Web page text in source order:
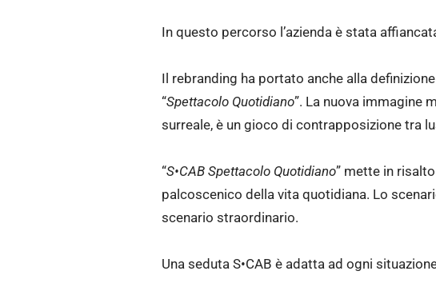
In questo percorso l’azienda è stata
Il rebranding ha portato anche alla
“Spettacolo Quotidiano”. La nuova immagine
surreale, è un gioco di contrapposizione tra
“S•CAB Spettacolo Quotidiano” mette in
palcoscenico della vita quotidiana. Lo
scenario straordinario.
Una seduta S•CAB è adatta ad ogni